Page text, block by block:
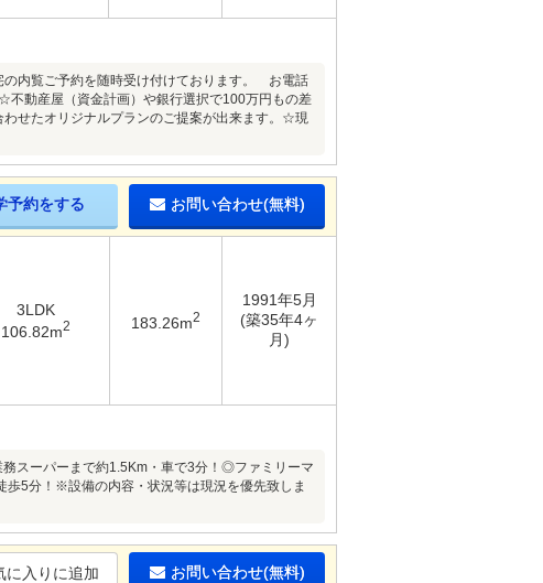
内覧ご予約を随時受け付けております。 お電話
動産屋（資金計画）や銀行選択で100万円もの差
せたオリジナルプランのご提案が出来ます。☆現
予約をする お問い合わせ(無料)
3LDK
106.82m2 183.26m2
1991年5月
(築35年4ヶ
月)
スーパーまで約1.5Km・車で3分！◎ファミリーマ
5分！※設備の内容・状況等は現況を優先致しま
に入りに追加 お問い合わせ(無料)